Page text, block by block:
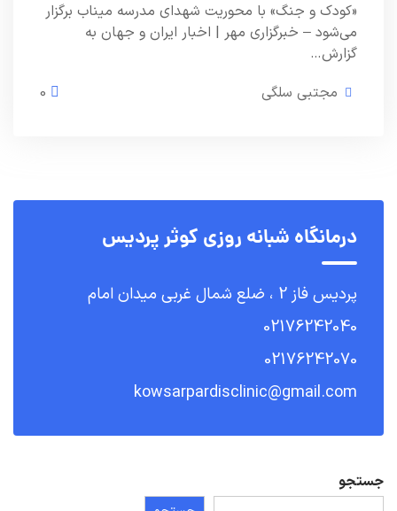
«کودک و جنگ» با محوریت شهدای مدرسه میناب برگزار
می‌شود – خبرگزاری مهر | اخبار ایران و جهان به
گزارش…
مجتبی سلگی
درمانگاه شبانه روزی کوثر پردیس
پردیس فاز 2 ، ضلع شمال غربی میدان امام
02176242040
02176242070
kowsarpardisclinic@gmail.com
جستجو